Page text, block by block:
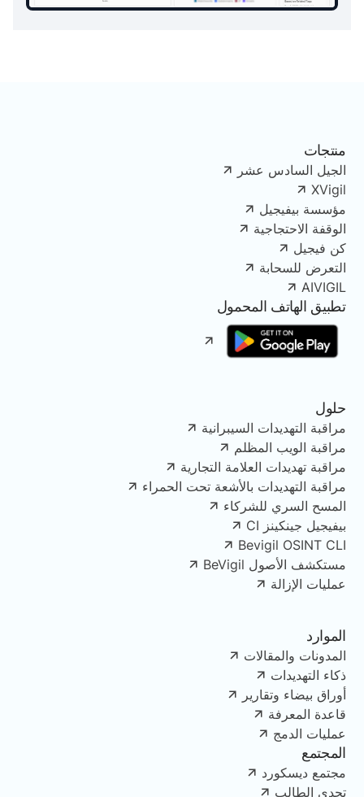
منتجات
الجيل السادس عشر
XVigil
مؤسسة بيفيجيل
الوقفة الاحتجاجية
كن فيجيل
التعرض للسحابة
AIVIGIL
تطبيق الهاتف المحمول
حلول
مراقبة التهديدات السيبرانية
مراقبة الويب المظلم
مراقبة تهديدات العلامة التجارية
مراقبة التهديدات بالأشعة تحت الحمراء
المسح السري للشركاء
بيفيجيل جينكينز CI
Bevigil OSINT CLI
مستكشف الأصول BeVigil
عمليات الإزالة
الموارد
المدونات والمقالات
ذكاء التهديدات
أوراق بيضاء وتقارير
قاعدة المعرفة
عمليات الدمج
المجتمع
مجتمع ديسكورد
تحدي الطالب